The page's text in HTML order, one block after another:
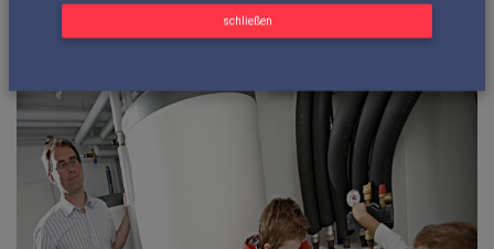
schließen
der Bewohner hinzu, dann ist das Chaos perfekt und der
familiäre Streit fast sicher.